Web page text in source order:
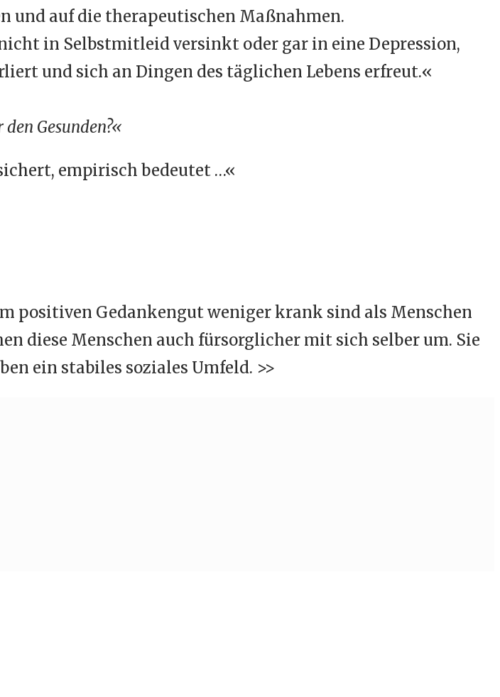
und auf die therapeutischen Maßnahmen.
in Selbstmitleid versinkt oder gar in eine Depression,
und sich an Dingen des täglichen Lebens erfreut.«
Gesunden?«
empirisch bedeutet …«
positiven Gedankengut weniger krank sind als Menschen
diese Menschen auch fürsorglicher mit sich selber um. Sie
ein stabiles soziales Umfeld. >>